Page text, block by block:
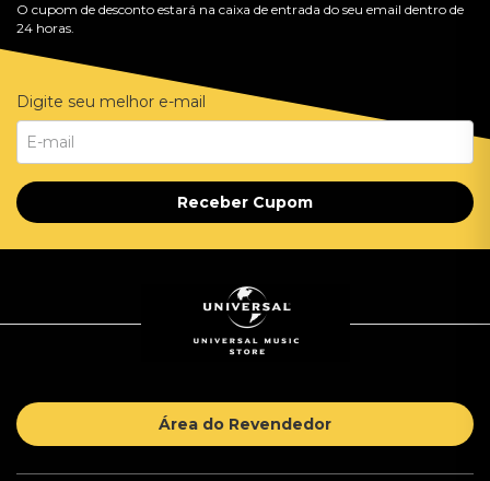
O cupom de desconto estará na caixa de entrada do seu email dentro de
24 horas.
Digite seu melhor e-mail
Receber Cupom
Área do Revendedor